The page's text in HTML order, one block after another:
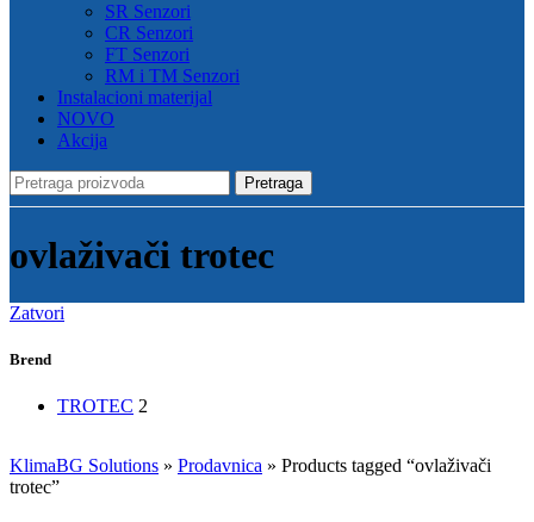
SR Senzori
CR Senzori
FT Senzori
RM i TM Senzori
Instalacioni materijal
NOVO
Akcija
Pretraga
ovlaživači trotec
Zatvori
Brend
TROTEC 2
KlimaBG Solutions » Prodavnica » Products tagged “ovlaživači
trotec”